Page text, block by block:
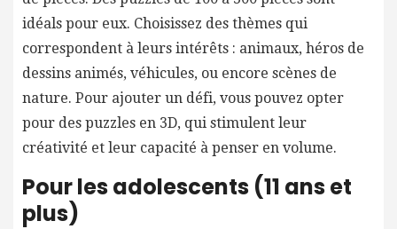
idéals pour eux. Choisissez des thèmes qui
correspondent à leurs intérêts : animaux, héros de
dessins animés, véhicules, ou encore scènes de
nature. Pour ajouter un défi, vous pouvez opter
pour des puzzles en 3D, qui stimulent leur
créativité et leur capacité à penser en volume.
Pour les adolescents (11 ans et
plus)